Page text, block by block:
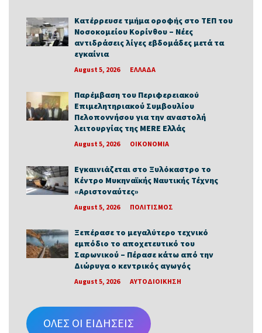
Κατέρρευσε τμήμα οροφής στο ΤΕΠ του
Νοσοκομείου Κορίνθου – Νέες
αντιδράσεις λίγες εβδομάδες μετά τα
εγκαίνια
August 5, 2026 ΕΛΛΑΔΑ
Παρέμβαση του Περιφερειακού
Επιμελητηριακού Συμβουλίου
Πελοποννήσου για την αναστολή
λειτουργίας της MERE Ελλάς
August 5, 2026 ΟΙΚΟΝΟΜΙΑ
Εγκαινιάζεται στο Ξυλόκαστρο το
Κέντρο Μυκηναϊκής Ναυτικής Τέχνης
«Αριστοναύτες»
August 5, 2026 ΠΟΛΙΤΙΣΜΟΣ
Ξεπέρασε το μεγαλύτερο τεχνικό
εμπόδιο το αποχετευτικό του
Σαρωνικού – Πέρασε κάτω από την
Διώρυγα ο κεντρικός αγωγός
August 5, 2026 ΑΥΤΟΔΙΟΙΚΗΣΗ
ΟΛΕΣ ΟΙ ΕΙΔΗΣΕΙΣ